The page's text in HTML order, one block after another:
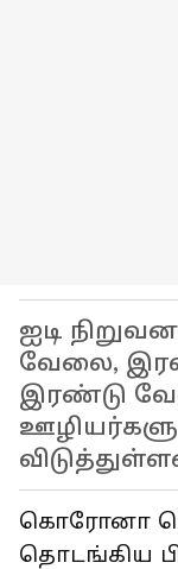
ஐடி
வேலை,
இரண்டு
கொரோனா
தொடங்கிய